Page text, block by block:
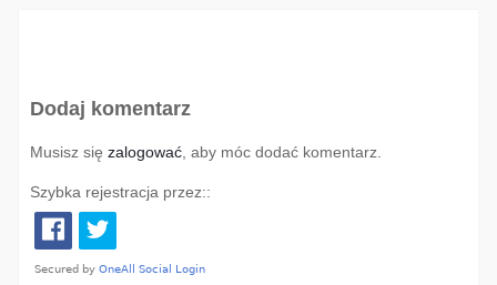
Dodaj komentarz
Musisz się zalogować, aby móc dodać komentarz.
Szybka rejestracja przez::